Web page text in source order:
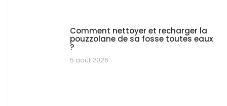
Comment nettoyer et recharger la
pouzzolane de sa fosse toutes eaux
?
5 août 2026